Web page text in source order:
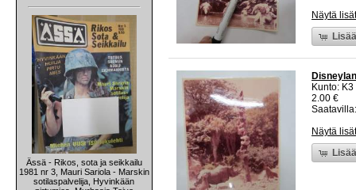
Ässä - Rikos, sota ja seikkailu
1981 nr 3, Mauri Sariola - Marskin
sotilaspalvelija, Hyvinkään
Näytä
Kunto:
2.00 €
Näytä